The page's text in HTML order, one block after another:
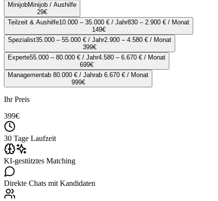
MinijobMinijob / Aushilfe
29€
Teilzeit & Aushilfe10.000 – 35.000 € / Jahr830 – 2.900 € / Monat
149€
Spezialist35.000 – 55.000 € / Jahr2.900 – 4.580 € / Monat
399€
Experte55.000 – 80.000 € / Jahr4.580 – 6.670 € / Monat
699€
Managementab 80.000 € / Jahrab 6.670 € / Monat
999€
Ihr Preis
399€
30 Tage Laufzeit
KI-gestütztes Matching
Direkte Chats mit Kandidaten